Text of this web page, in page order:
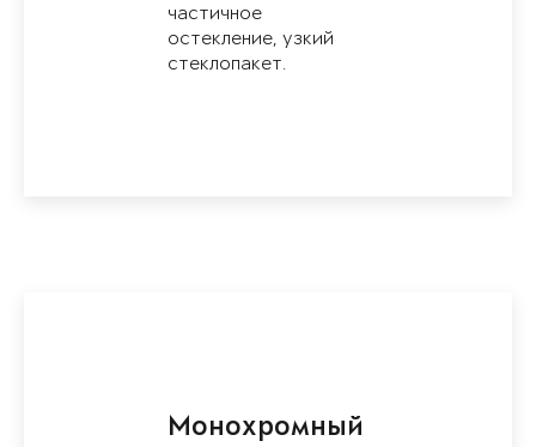
частичное
остекление, узкий
стеклопакет.
Монохромный